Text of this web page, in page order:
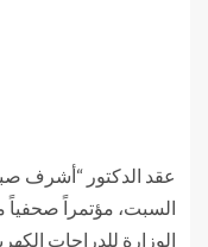
عقد الدكتور “أشرف
السبت، مؤتمراً
الوزارة للدراجات